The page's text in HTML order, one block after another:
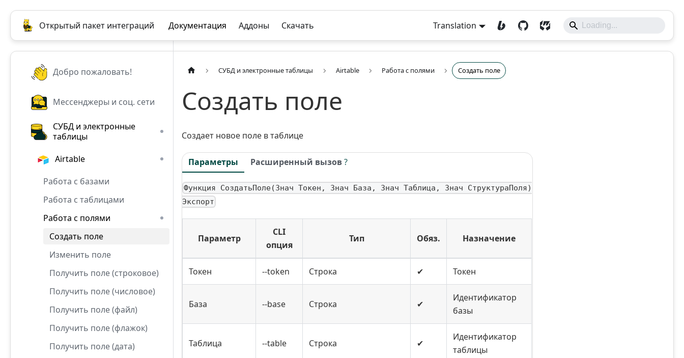
Открытый пакет интеграций Документация Аддоны Скачать Translation
Добро пожаловать!
Мессенджеры и соц. сети
СУБД и электронные
таблицы
Airtable
Работа с базами
Работа с таблицами
Работа с полями
Создать поле
Изменить поле
Получить поле (строковое)
Получить поле (числовое)
Получить поле (файл)
Получить поле (флажок)
Получить поле (дата)
СУБД и электронные таблицы Airtable Работа с полями Создать поле
Создать поле
Создает новое поле в таблице
Параметры Расширенный вызов?
Функция СоздатьПоле(Знач Токен, Знач База, Знач Таблица, Знач СтруктураПоля)
Экспорт
Параметр
CLI
опция
Тип Обяз. Назначение
Токен --token Строка ✔ Токен
База --base Строка ✔
Идентификатор
базы
Таблица --table Строка ✔
Идентификатор
таблицы